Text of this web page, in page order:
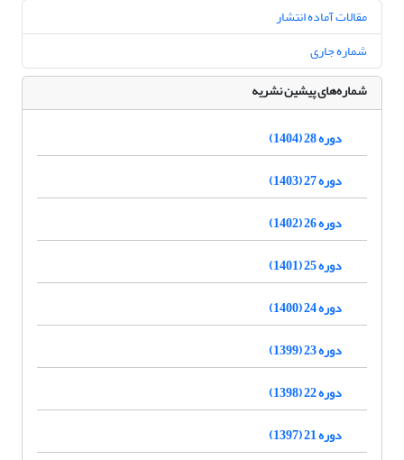
مقالات آماده انتشار
شماره جاری
شماره‌های پیشین نشریه
دوره 28 (1404)
دوره 27 (1403)
دوره 26 (1402)
دوره 25 (1401)
دوره 24 (1400)
دوره 23 (1399)
دوره 22 (1398)
دوره 21 (1397)